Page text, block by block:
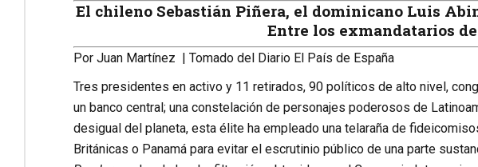
El chileno Sebastián Piñera, el dominicano Luis
Entre los exmandatarios
Por Juan Martínez | Tomado del Diario El País de España
Tres presidentes en activo y 11 retirados, 90 políticos de alto nivel,
un banco central; una constelación de personajes poderosos de
desigual del planeta, esta élite ha empleado una telaraña de
Británicas o Panamá para evitar el escrutinio público de una parte